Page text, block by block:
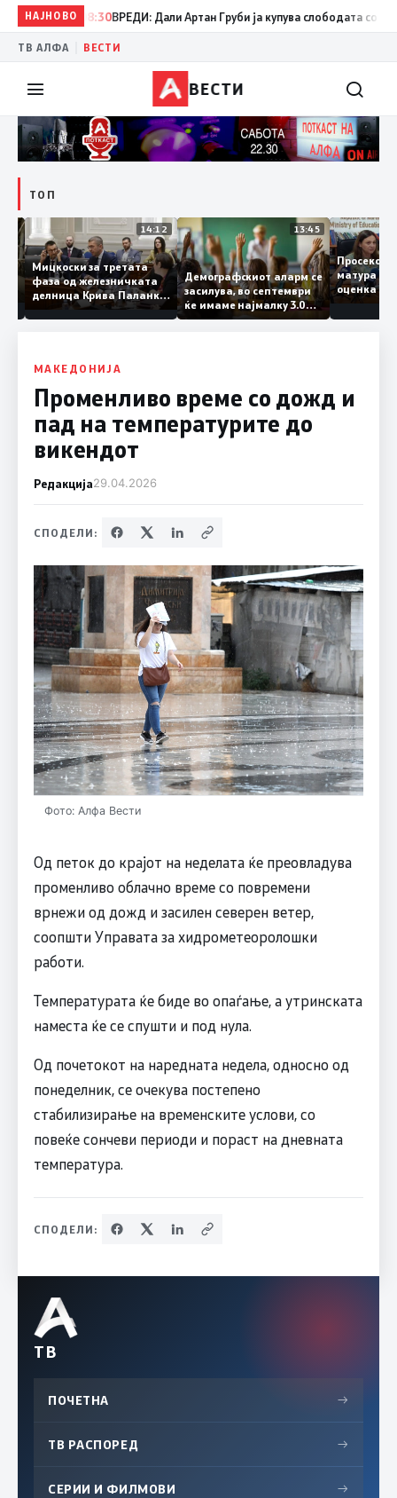
НАЈНОВО08:30ВРЕДИ: Дали Артан Груби ја купува слободата со
ТВ АЛФА ВЕСТИ
ВЕСТИ
ТОП
15:20
Во
14:12
Мицкоски за третата
фаза од железничката
делница Крива Паланка
– Деве Баир: Проектот
нема да заврши на
целина
13:45
Демографскиот аларм се
засилува, во септември
ќе имаме најмалку 3.000
првачиња помалку
матура
оценка
МАКЕДОНИЈА
Променливо време со дожд и
пад на температурите до
викендот
Редакција29.04.2026
СПОДЕЛИ:
Фото: Алфа Вести
Од петок до крајот на неделата ќе преовладува
променливо облачно време со повремени
врнежи од дожд и засилен северен ветер,
соопшти Управата за хидрометеоролошки
работи.
Температурата ќе биде во опаѓање, а утринската
наместа ќе се спушти и под нула.
Од почетокот на наредната недела, односно од
понеделник, се очекува постепено
стабилизирање на временските услови, со
повеќе сончеви периоди и пораст на дневната
температура.
СПОДЕЛИ:
ТВ
ПОЧЕТНА →
ТВ РАСПОРЕД →
СЕРИИ И ФИЛМОВИ →